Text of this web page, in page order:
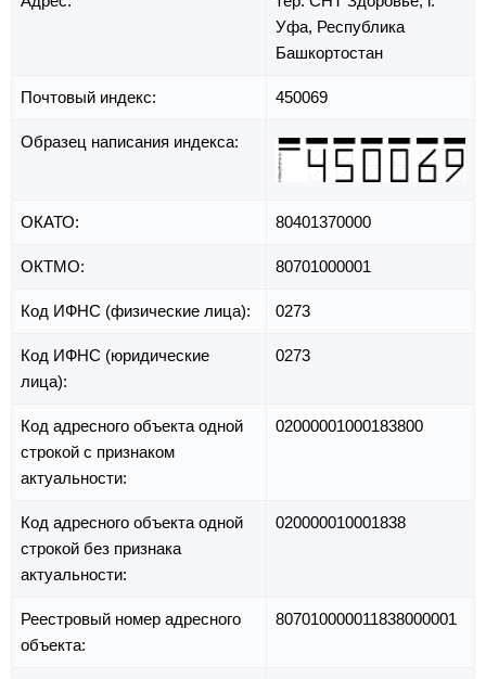
Уфа, Республика
Башкортостан
Почтовый индекс: 450069
Образец написания индекса:
ОКАТО: 80401370000
ОКТМО: 80701000001
Код ИФНС (физические лица): 0273
Код ИФНС (юридические
лица):
0273
Код адресного объекта одной
строкой с признаком
актуальности:
02000001000183800
Код адресного объекта одной
строкой без признака
актуальности:
020000010001838
Реестровый номер адресного
объекта:
807010000011838000001